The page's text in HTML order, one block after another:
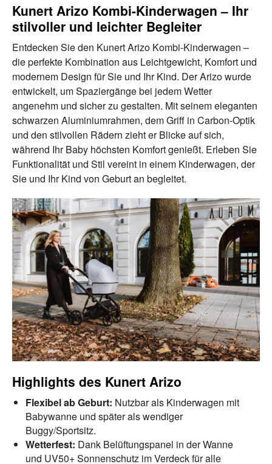
Kunert Arizo Kombi-Kinderwagen – Ihr
stilvoller und leichter Begleiter
Entdecken Sie den Kunert Arizo Kombi-Kinderwagen –
die perfekte Kombination aus Leichtgewicht, Komfort und
modernem Design für Sie und Ihr Kind. Der Arizo wurde
entwickelt, um Spaziergänge bei jedem Wetter
angenehm und sicher zu gestalten. Mit seinem eleganten
schwarzen Aluminiumrahmen, dem Griff in Carbon-Optik
und den stilvollen Rädern zieht er Blicke auf sich,
während Ihr Baby höchsten Komfort genießt. Erleben Sie
Funktionalität und Stil vereint in einem Kinderwagen, der
Sie und Ihr Kind von Geburt an begleitet.
Highlights des Kunert Arizo
Flexibel ab Geburt: Nutzbar als Kinderwagen mit
Babywanne und später als wendiger
Buggy/Sportsitz.
Wetterfest: Dank Belüftungspanel in der Wanne
und UV50+ Sonnenschutz im Verdeck für alle